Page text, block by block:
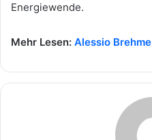
Energiewende.
Mehr Lesen: Alessio Brehme